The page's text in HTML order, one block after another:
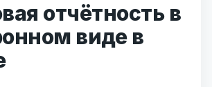
отчётность в
виде в